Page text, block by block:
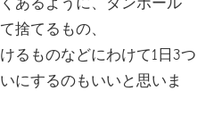
捨てるもの、
るものなどにわけて1日3つ
にするのもいいと思いま